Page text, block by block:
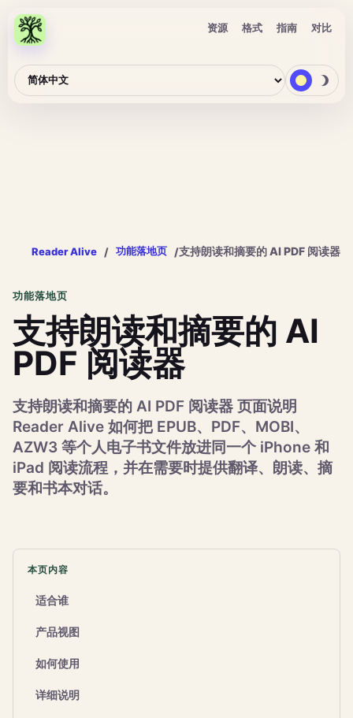
资源 格式 指南 对比
Reader Alive / 功能落地页 /支持朗读和摘要的 AI PDF 阅读器
功能落地页
支持朗读和摘要的 AI
PDF 阅读器
支持朗读和摘要的 AI PDF 阅读器 页面说明
Reader Alive 如何把 EPUB、PDF、MOBI、
AZW3 等个人电子书文件放进同一个 iPhone 和
iPad 阅读流程，并在需要时提供翻译、朗读、摘
要和书本对话。
本页内容
适合谁
产品视图
如何使用
详细说明